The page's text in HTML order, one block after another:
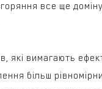
все ще
які вимагають
більш